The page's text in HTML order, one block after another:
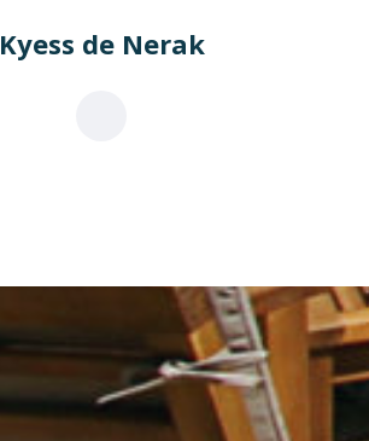
Kyess de Nerak